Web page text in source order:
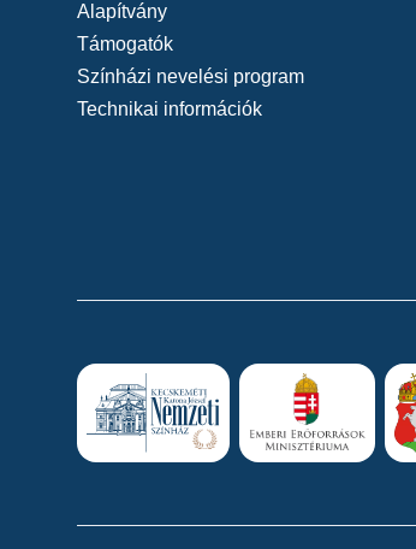
Alapítvány
Támogatók
Színházi nevelési program
Technikai információk